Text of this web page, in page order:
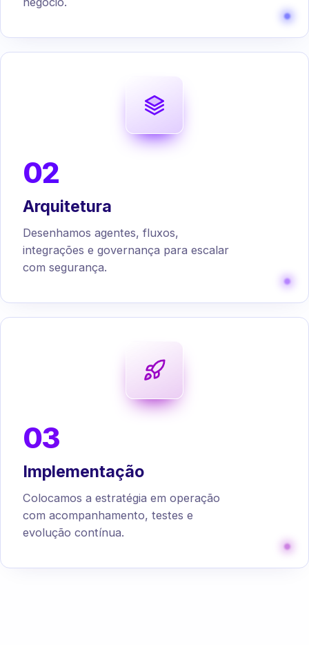
02
Arquitetura
Desenhamos agentes, fluxos,
integrações e governança para escalar
com segurança.
03
Implementação
Colocamos a estratégia em operação
com acompanhamento, testes e
evolução contínua.